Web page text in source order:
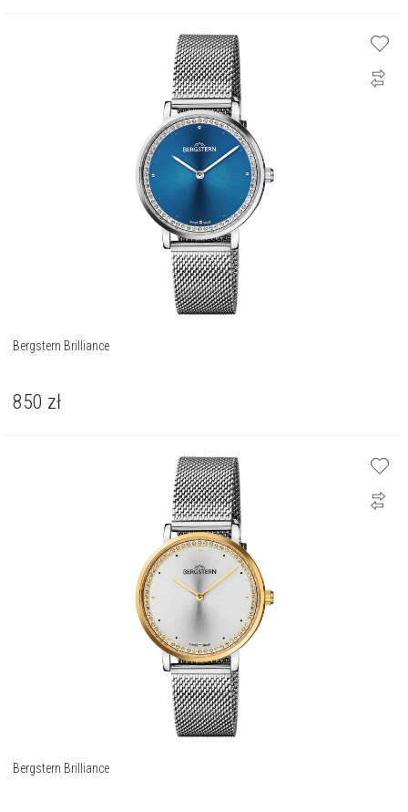
Bergstern Brilliance
850 zł
Bergstern Brilliance